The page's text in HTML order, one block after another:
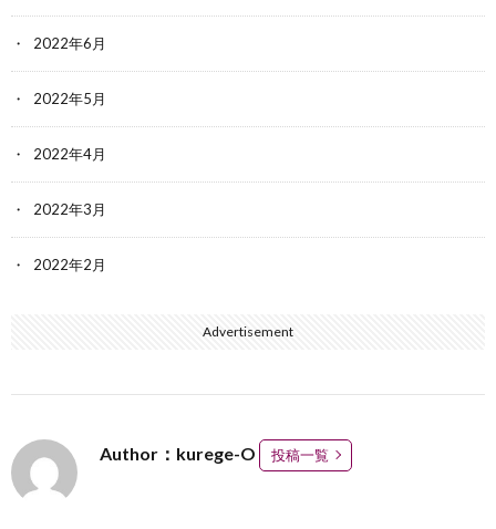
2022年6月
2022年5月
2022年4月
2022年3月
2022年2月
Advertisement
Author：kurege-O 投稿一覧